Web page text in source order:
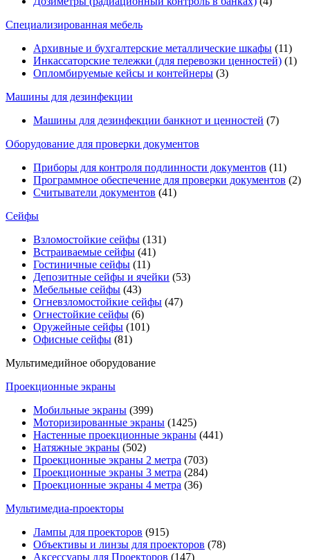
Специализированная мебель
Архивные и бухгалтерские металлические шкафы (11)
Инкассаторские тележки (для перевозки ценностей) (1)
Опломбируемые кейсы и контейнеры (3)
Машины для дезинфекции
Машины для дезинфекции банкнот и ценностей (7)
Оборудование для проверки документов
Приборы для контроля подлинности документов (11)
Программное обеспечение для проверки документов (2)
Считыватели документов (41)
Сейфы
Взломостойкие сейфы (131)
Встраиваемые сейфы (41)
Гостиничные сейфы (11)
Депозитные сейфы и ячейки (53)
Мебельные сейфы (43)
Огневзломостойкие сейфы (47)
Огнестойкие сейфы (6)
Оружейные сейфы (101)
Офисные сейфы (81)
Мультимедийное оборудование
Проекционные экраны
Мобильные экраны (399)
Моторизированные экраны (1425)
Настенные проекционные экраны (441)
Натяжные экраны (502)
Проекционные экраны 2 метра (703)
Проекционные экраны 3 метра (284)
Проекционные экраны 4 метра (36)
Мультимедиa-проекторы
Лампы для проекторов (915)
Объективы и линзы для проекторов (78)
Аксессуары для Проекторов (147)